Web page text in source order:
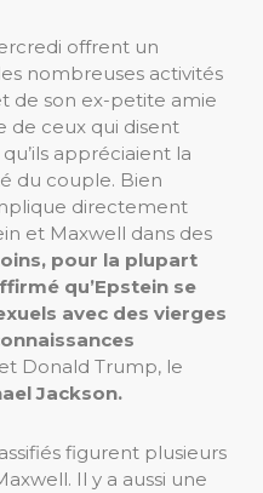
offrent un
nombreuses activités
de son ex-petite amie
de ceux qui disent
appréciaient la
du couple. Bien
directement
et Maxwell dans des
pour la plupart
qu’Epstein se
avec des vierges
Donald Trump, le
Jackson.
figurent plusieurs
Il y a aussi une